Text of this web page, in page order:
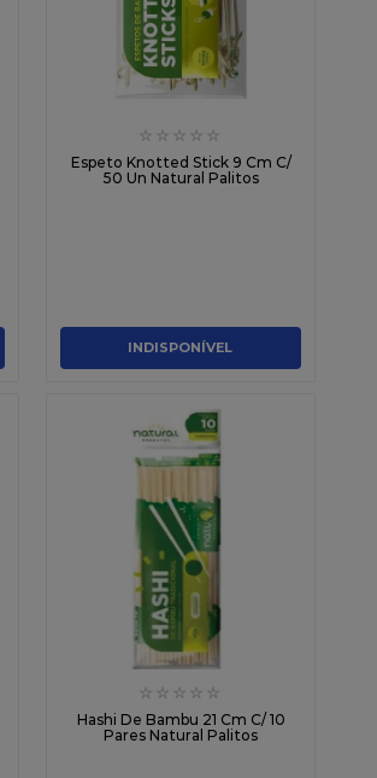
☆ ☆ ☆ ☆ ☆
Espeto Knotted Stick 9 Cm C/
50 Un Natural Palitos
INDISPONÍVEL
☆ ☆ ☆ ☆ ☆
Hashi De Bambu 21 Cm C/ 10
Pares Natural Palitos